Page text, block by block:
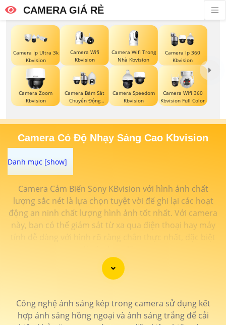
CAMERA GIÁ RẺ
Camera Ip Ultra 3k
Kbvision
Camera Wifi
Kbvision
Camera Wifi Trong
Nhà Kbvision
Camera Ip 360
Kbvision
Camera Zoom
Kbvision
Camera Bám Sát
Chuyển Động
Kbvision
Camera Speedom
Kbvision
Camera Wifi 360
Kbvision Full Color
Camera Có Độ Nhạy Sáng Cao Kbvision
Camera Cảm Biến Sony KBvision với hình ảnh chất
lượng sắc nét là lựa chọn tuyệt vời để ghi lại các hoạt
động an ninh chất lượng hình ảnh tốt nhất. Với camera
này, bạn có thể giám sát từ xa qua điện thoại hay máy
tính dễ dàng với hình rõ ràng chân thực nhất, đặc biệt
Công nghệ ánh sáng kép trong camera sử dụng kết
hợp ánh sáng hồng ngoại và ánh sáng trắng để cải